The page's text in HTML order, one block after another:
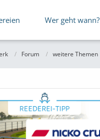
Wer geht wann?
Forum weitere Themen